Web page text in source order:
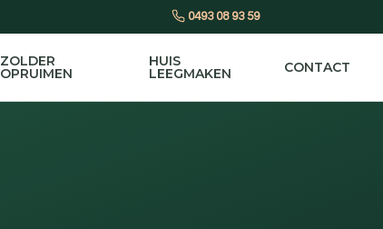
0493 08 93 59
ZOLDER
OPRUIMEN
HUIS
LEEGMAKEN CONTACT